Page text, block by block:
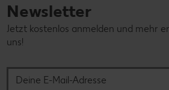
Newsletter
Jetzt kostenlos anmelden und mehr
uns!